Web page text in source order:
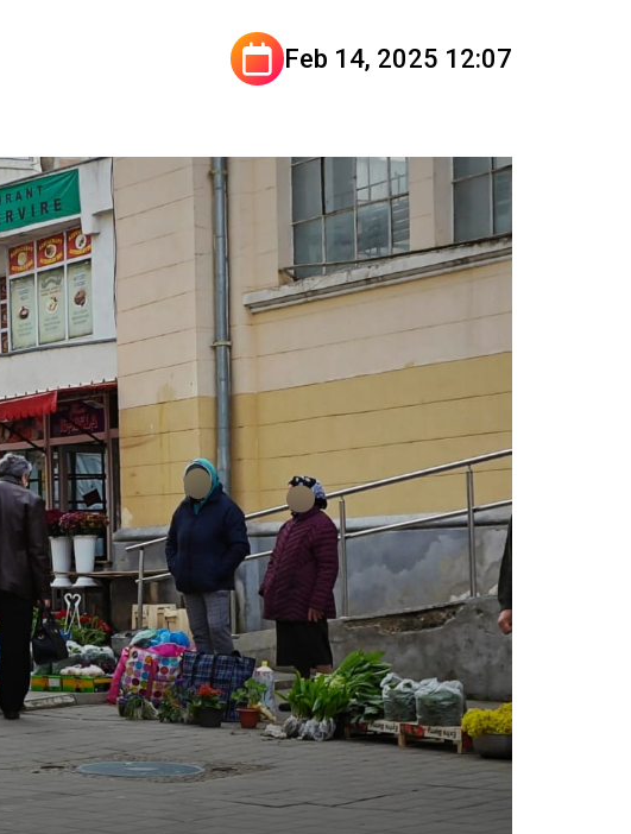
Feb 14, 2025 12:07